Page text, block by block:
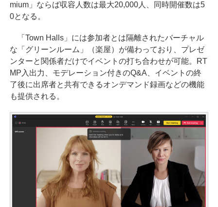
mium」ならば収容人数は最大20,000人、同時開催数は5
0となる。
「Town Halls」には参加者とは隔離されたバーチャル
な「グリーンルーム」（楽屋）が備わっており、プレゼ
ンターと関係者だけでイベントの打ち合わせが可能。RT
MP入出力、モデレーション付きのQ&A、イベントの終
了後に出席者と共有できるオンデマンド録画などの機能
も提供される。